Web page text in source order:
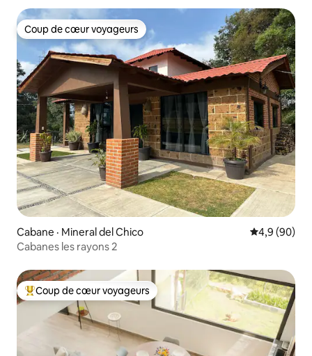
Coup de cœur voyageurs
Coup de cœur voyageurs
Cabane · Mineral del Chico Note
4,9 (90)
Cabanes les rayons 2
Coup de cœur voyageurs parmi les plus aimés
Coup de cœur voyageurs